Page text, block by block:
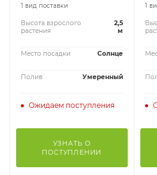
1 вид поставки
Высота взрослого
растения
2,5
м
Место посадки Солнце
Полив Умеренный
Ожидаем поступления
УЗНАТЬ О
ПОСТУПЛЕНИИ
1